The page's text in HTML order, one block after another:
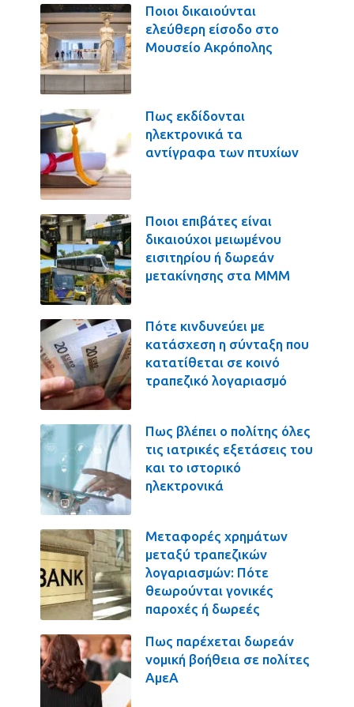
Ποιοι δικαιούνται
ελεύθερη είσοδο στο
Μουσείο Ακρόπολης
Πως εκδίδονται
ηλεκτρονικά τα
αντίγραφα των πτυχίων
Ποιοι επιβάτες είναι
δικαιούχοι μειωμένου
εισιτηρίου ή δωρεάν
μετακίνησης στα ΜΜΜ
Πότε κινδυνεύει με
κατάσχεση η σύνταξη που
κατατίθεται σε κοινό
τραπεζικό λογαριασμό
Πως βλέπει ο πολίτης όλες
τις ιατρικές εξετάσεις του
και το ιστορικό
ηλεκτρονικά
Μεταφορές χρημάτων
μεταξύ τραπεζικών
λογαριασμών: Πότε
θεωρούνται γονικές
παροχές ή δωρεές
Πως παρέχεται δωρεάν
νομική βοήθεια σε πολίτες
ΑμεΑ